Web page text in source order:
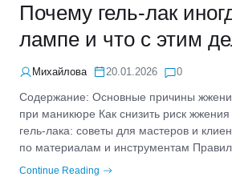
Почему гель-лак
лампе и что с этим
Михайлова 20.01.2026 0
Содержание: Основные причины
при маникюре Как снизить риск
гель-лака: советы для мастеров и
по материалам и инструментам
Continue Reading